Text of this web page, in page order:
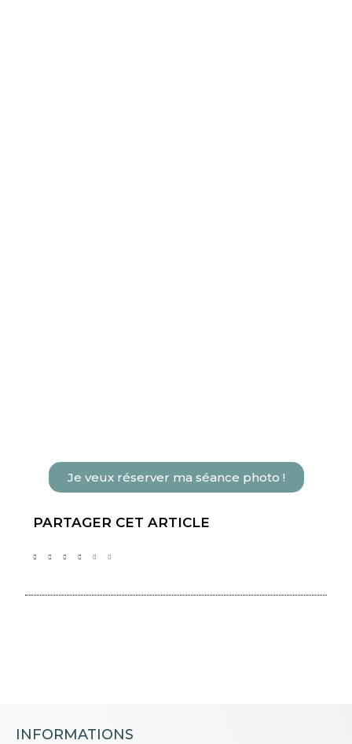
Je veux réserver ma séance photo !
PARTAGER CET ARTICLE
INFORMATIONS